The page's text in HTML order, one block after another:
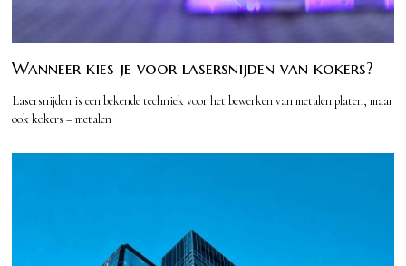
Wanneer kies je voor lasersnijden van kokers?
Lasersnijden is een bekende techniek voor het bewerken van metalen platen, maar
ook kokers – metalen